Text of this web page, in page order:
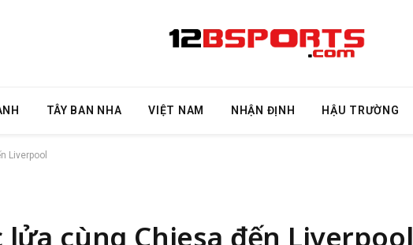
TÂY BAN NHA VIỆT NAM NHẬN ĐỊNH HẬU TRƯỜNG
Liverpool
cùng Chiesa đến Liverpool